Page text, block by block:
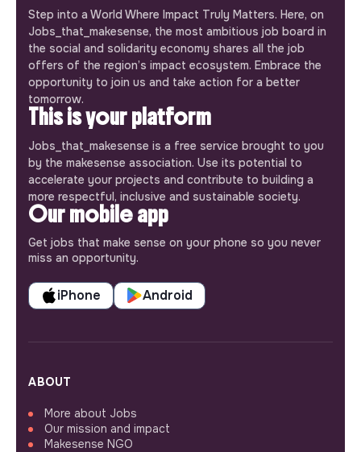
Step into a World Where Impact Truly Matters. Here, on
Jobs_that_makesense, the most ambitious job board in
the social and solidarity economy shares all the job
offers of the region’s impact ecosystem. Embrace the
opportunity to join us and take action for a better
tomorrow.
This is your platform
Jobs_that_makesense is a free service brought to you
by the makesense association. Use its potential to
accelerate your projects and contribute to building a
more respectful, inclusive and sustainable society.
Our mobile app
Get jobs that make sense on your phone so you never
miss an opportunity.
iPhone Android
ABOUT
More about Jobs
Our mission and impact
Makesense NGO